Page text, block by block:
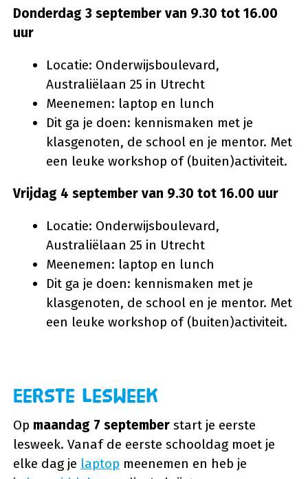
Donderdag 3 september van 9.30 tot 16.00
uur
Locatie: Onderwijsboulevard,
Australiëlaan 25 in Utrecht
Meenemen: laptop en lunch
Dit ga je doen: kennismaken met je
klasgenoten, de school en je mentor. Met
een leuke workshop of (buiten)activiteit.
Vrijdag 4 september van 9.30 tot 16.00 uur
Locatie: Onderwijsboulevard,
Australiëlaan 25 in Utrecht
Meenemen: laptop en lunch
Dit ga je doen: kennismaken met je
klasgenoten, de school en je mentor. Met
een leuke workshop of (buiten)activiteit.
Eerste lesweek
Op maandag 7 september start je eerste
lesweek. Vanaf de eerste schooldag moet je
elke dag je laptop meenemen en heb je